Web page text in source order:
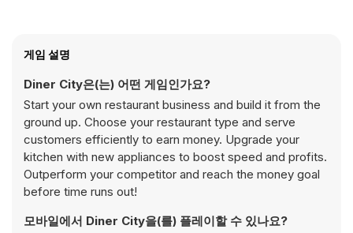
게임 설명
Diner City은(는) 어떤 게임인가요?
Start your own restaurant business and build it from the
ground up. Choose your restaurant type and serve
customers efficiently to earn money. Upgrade your
kitchen with new appliances to boost speed and profits.
Outperform your competitor and reach the money goal
before time runs out!
모바일에서 Diner City을(를) 플레이할 수 있나요?